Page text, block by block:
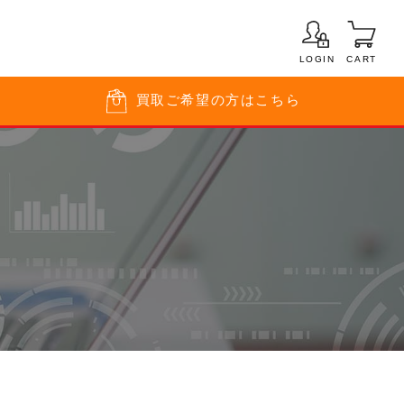
LOGIN CART
買取 ご希望の方はこちら